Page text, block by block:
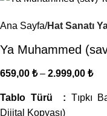
Ana Sayfa Hat Sanatı
Ya Muhammed
659,00 ₺ – 2.999,00 ₺
Tablo Türü : Tıpkı
Dijital Kopyası)